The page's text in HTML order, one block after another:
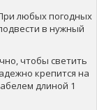
любых погодных
в нужный
чтобы светить
крепится на
длиной 1